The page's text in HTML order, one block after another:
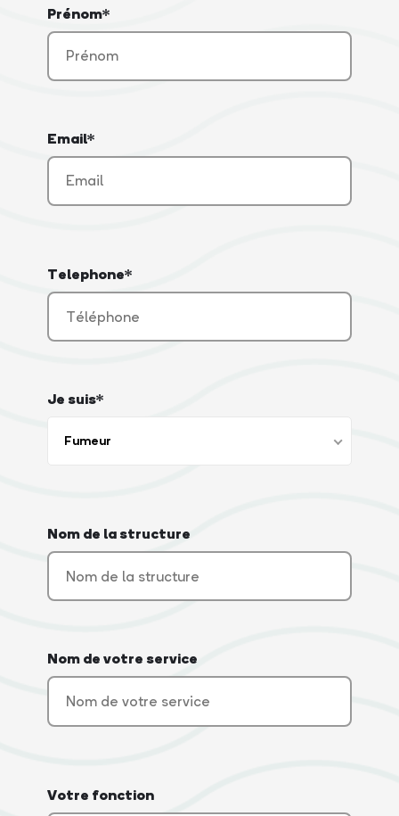
Prénom*
Email*
Telephone*
Je suis*
Fumeur
Nom de la structure
Nom de votre service
Votre fonction